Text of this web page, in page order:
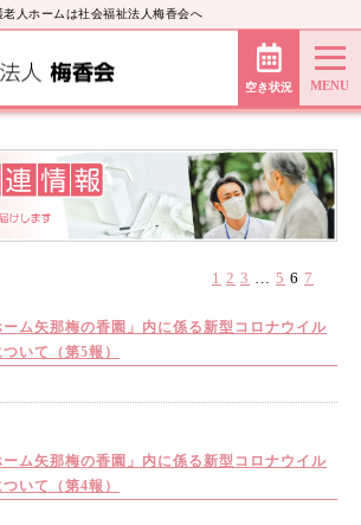
人ホームは社会福祉法人梅香会へ
空き状況
1 2 3 … 5 6 7
ーム矢那梅の香園」内に係る新型コロナウイル
いて（第5報）
ーム矢那梅の香園」内に係る新型コロナウイル
いて（第4報）